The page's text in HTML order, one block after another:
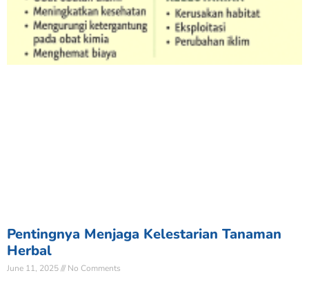
Pentingnya Menjaga Kelestarian Tanaman
Herbal
June 11, 2025 No Comments